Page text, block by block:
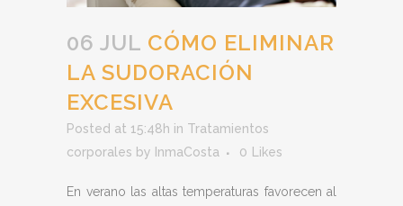
06 JUL CÓMO ELIMINAR
LA SUDORACIÓN
EXCESIVA
Posted at 15:48h in Tratamientos
corporales by InmaCosta 0 Likes
En verano las altas temperaturas favorecen al